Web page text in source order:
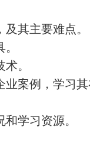
其主要难点。
。
业案例，学习
学习资源。